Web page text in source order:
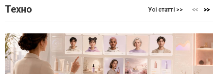
Техно Усі статті >>